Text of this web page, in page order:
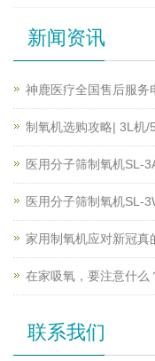
新闻资讯
神鹿医疗全国售后服
制氧机选购攻略| 3L机/
医用分子筛制氧机SL-
医用分子筛制氧机SL-
家用制氧机应对新冠真
在家吸氧，要注意什么
联系我们